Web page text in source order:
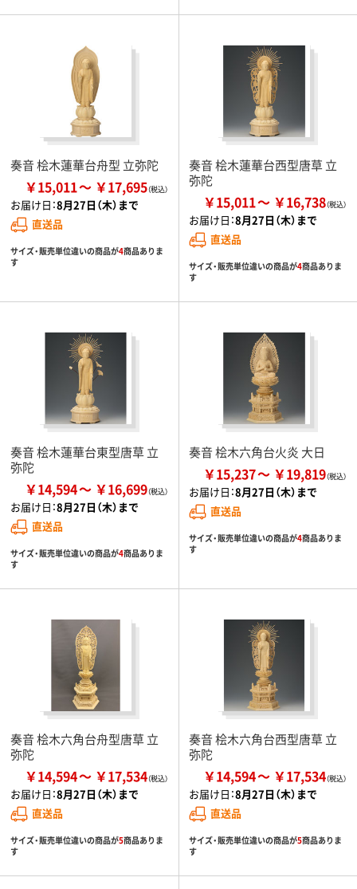
奏音 桧木蓮華台舟型 立弥陀
￥15,011 ￥17,695
お届け日：8月27日（木）まで
直送品
サイズ・販売単位違いの商品が4商品ありま
す
奏音 桧木蓮華台西型唐草 立
弥陀
￥15,011 ￥16,738
お届け日：8月27日（木）まで
直送品
サイズ・販売単位違いの商品が4商品ありま
す
奏音 桧木蓮華台東型唐草 立
弥陀
￥14,594 ￥16,699
お届け日：8月27日（木）まで
直送品
サイズ・販売単位違いの商品が4商品ありま
す
奏音 桧木六角台火炎 大日
￥15,237 ￥19,819
お届け日：8月27日（木）まで
直送品
サイズ・販売単位違いの商品が4商品ありま
す
奏音 桧木六角台舟型唐草 立
弥陀
￥14,594 ￥17,534
お届け日：8月27日（木）まで
直送品
サイズ・販売単位違いの商品が5商品ありま
す
奏音 桧木六角台西型唐草 立
弥陀
￥14,594 ￥17,534
お届け日：8月27日（木）まで
直送品
サイズ・販売単位違いの商品が5商品ありま
す